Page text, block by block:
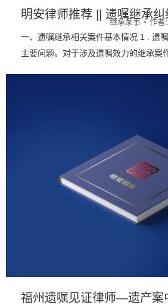
明安律师推荐 || 遗嘱继承
继承家事 作者
一、遗嘱继承相关案件基本情况 1 . 遗
主要问题。对于涉及遗嘱效力的继承案
福州遗嘱见证律师—遗产案